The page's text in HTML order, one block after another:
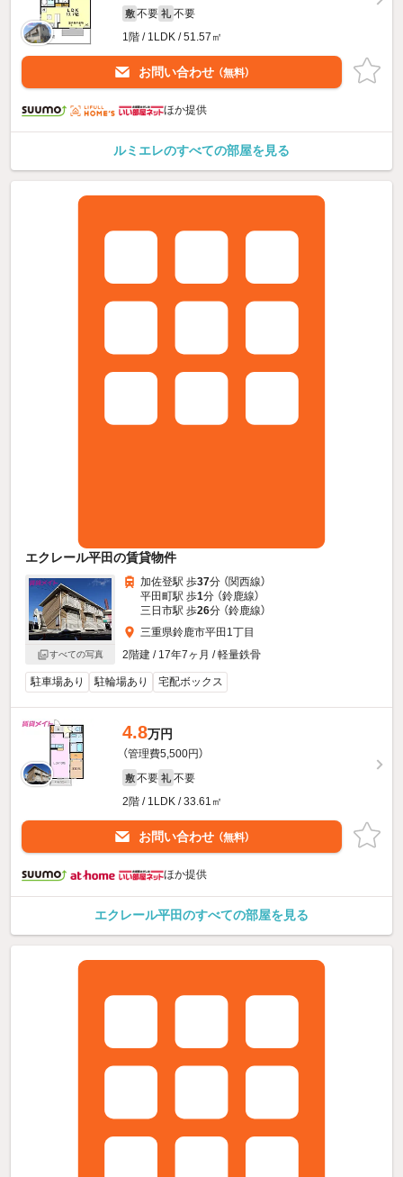
敷 不要 礼 不要
1階 / 1LDK / 51.57㎡
お問い合わせ （無料）
ほか提供
ルミエレのすべての部屋を見る
エクレール平田の賃貸物件
すべての写真
加佐登駅 歩37分 （関西線）
平田町駅 歩1分 （鈴鹿線）
三日市駅 歩26分 （鈴鹿線）
三重県鈴鹿市平田1丁目
2階建 / 17年7ヶ月 / 軽量鉄骨
駐車場あり 駐輪場あり 宅配ボックス
4.8万円
（管理費5,500円）
敷 不要 礼 不要
2階 / 1LDK / 33.61㎡
お問い合わせ （無料）
ほか提供
エクレール平田のすべての部屋を見る